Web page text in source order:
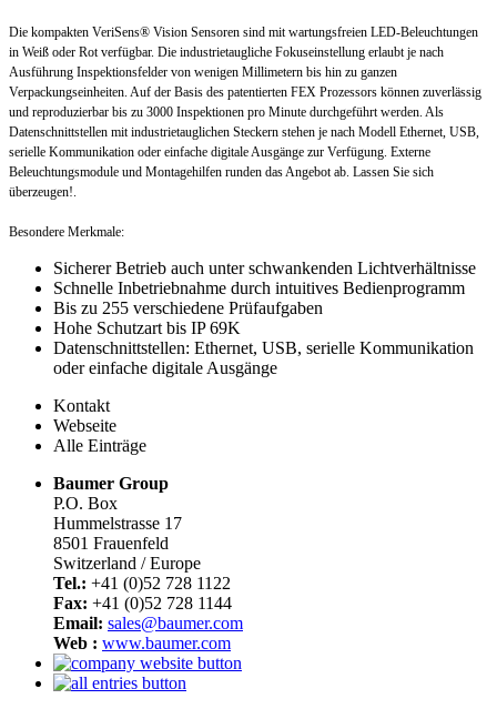
Die kompakten VeriSens® Vision Sensoren sind mit wartungsfreien LED-Beleuchtungen
in Weiß oder Rot verfügbar. Die industrietaugliche Fokuseinstellung erlaubt je nach
Ausführung Inspektionsfelder von wenigen Millimetern bis hin zu ganzen
Verpackungseinheiten. Auf der Basis des patentierten FEX Prozessors können zuverlässig
und reproduzierbar bis zu 3000 Inspektionen pro Minute durchgeführt werden. Als
Datenschnittstellen mit industrietauglichen Steckern stehen je nach Modell Ethernet, USB,
serielle Kommunikation oder einfache digitale Ausgänge zur Verfügung. Externe
Beleuchtungsmodule und Montagehilfen runden das Angebot ab. Lassen Sie sich
überzeugen!.
Besondere Merkmale:
Sicherer Betrieb auch unter schwankenden Lichtverhältnisse
Schnelle Inbetriebnahme durch intuitives Bedienprogramm
Bis zu 255 verschiedene Prüfaufgaben
Hohe Schutzart bis IP 69K
Datenschnittstellen: Ethernet, USB, serielle Kommunikation
oder einfache digitale Ausgänge
Kontakt
Webseite
Alle Einträge
Baumer Group
P.O. Box
Hummelstrasse 17
8501 Frauenfeld
Switzerland / Europe
Tel.: +41 (0)52 728 1122
Fax: +41 (0)52 728 1144
Email: sales@baumer.com
Web : www.baumer.com